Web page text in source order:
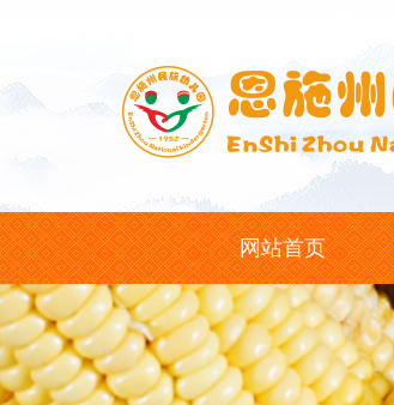
网站首页